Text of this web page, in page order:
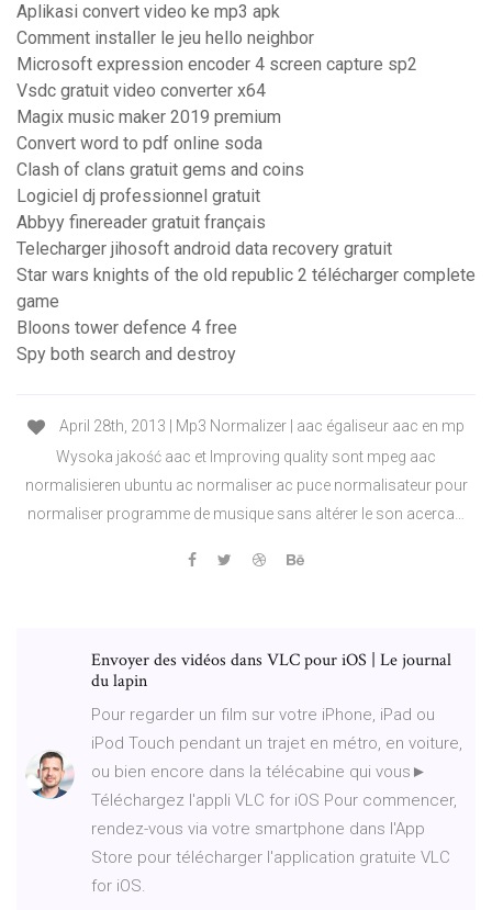
Aplikasi convert video ke mp3 apk
Comment installer le jeu hello neighbor
Microsoft expression encoder 4 screen capture sp2
Vsdc gratuit video converter x64
Magix music maker 2019 premium
Convert word to pdf online soda
Clash of clans gratuit gems and coins
Logiciel dj professionnel gratuit
Abbyy finereader gratuit français
Telecharger jihosoft android data recovery gratuit
Star wars knights of the old republic 2 télécharger complete
game
Bloons tower defence 4 free
Spy both search and destroy
April 28th, 2013 | Mp3 Normalizer | aac égaliseur aac en mp
Wysoka jakość aac et Improving quality sont mpeg aac
normalisieren ubuntu ac normaliser ac puce normalisateur pour
normaliser programme de musique sans altérer le son acerca…
Envoyer des vidéos dans VLC pour iOS | Le journal
du lapin
Pour regarder un film sur votre iPhone, iPad ou
iPod Touch pendant un trajet en métro, en voiture,
ou bien encore dans la télécabine qui vous►
Téléchargez l'appli VLC for iOS Pour commencer,
rendez-vous via votre smartphone dans l'App
Store pour télécharger l'application gratuite VLC
for iOS.